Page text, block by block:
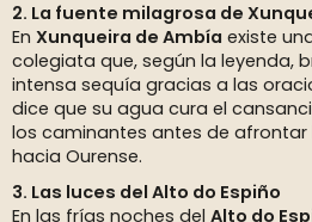
2. La fuente milagrosa de
En Xunqueira de Ambía existe
colegiata que, según la leyenda,
intensa sequía gracias a las
dice que su agua cura el
los caminantes antes de
hacia Ourense.
3. Las luces del Alto do Espiño
En las frías noches del Alto do